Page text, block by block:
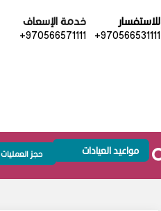
للاستفسار
+970566531111
خدمة الإسعاف
+970566571111
مواعيد العيادات حجز العمليات